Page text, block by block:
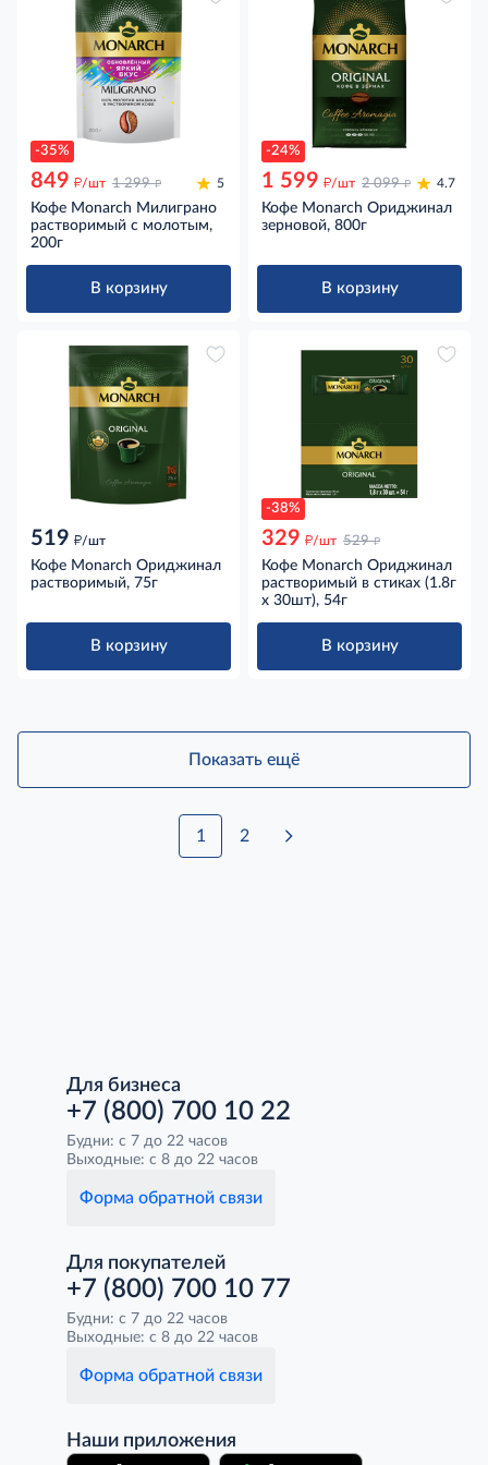
-35%
849 д/шт 1 299 д 5
Кофе Monarch Милиграно
растворимый с молотым,
200г
В корзину
-24%
1 599 д/шт 2 099 д 4.7
Кофе Monarch Ориджинал
зерновой, 800г
В корзину
519 д/шт
Кофе Monarch Ориджинал
растворимый, 75г
В корзину
-38%
329 д/шт 529 д
Кофе Monarch Ориджинал
растворимый в стиках (1.8г
x 30шт), 54г
В корзину
Показать ещё
1 2
Для бизнеса
+7 (800) 700 10 22
Будни: с 7 до 22 часов
Выходные: с 8 до 22 часов
Форма обратной связи
Для покупателей
+7 (800) 700 10 77
Будни: с 7 до 22 часов
Выходные: с 8 до 22 часов
Форма обратной связи
Наши приложения